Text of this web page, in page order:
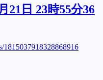
21日 23時55分36
1815037918328868916